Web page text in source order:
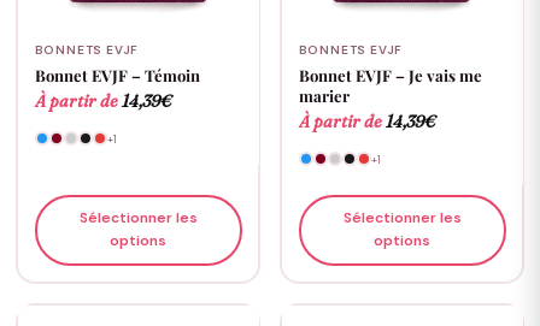
BONNETS EVJF
Bonnet EVJF – Témoin
À partir de14,39€
+1
Sélectionner les
options
BONNETS EVJF
Bonnet EVJF – Je vais me
marier
À partir de14,39€
+1
Sélectionner les
options